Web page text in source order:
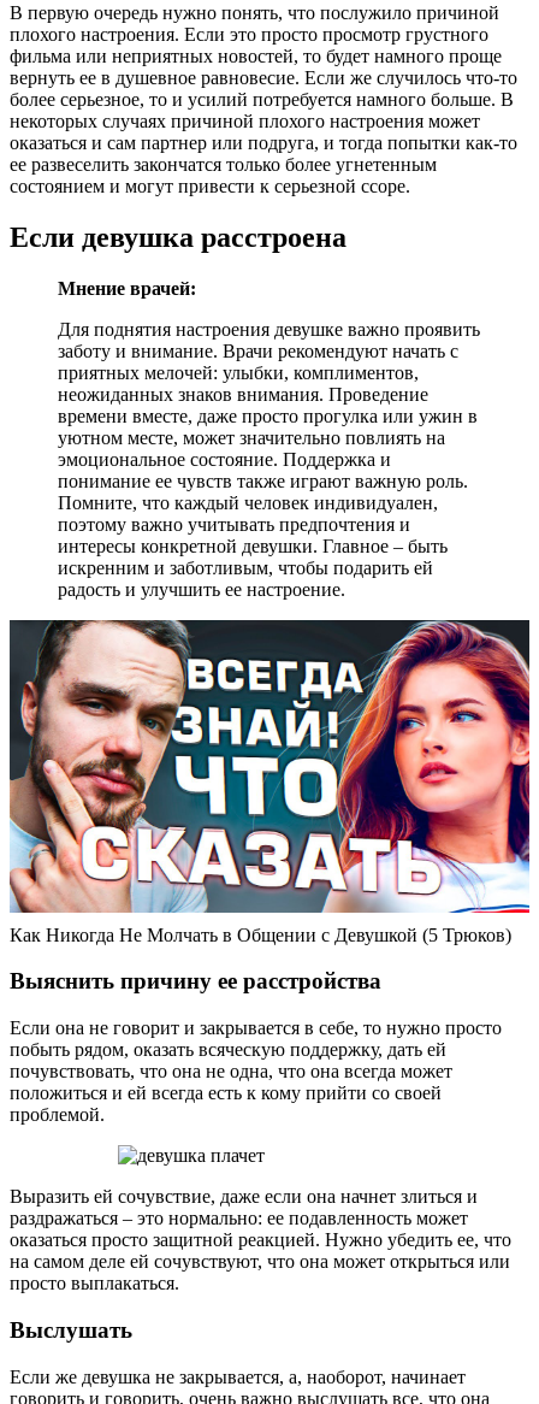
В первую очередь нужно понять, что послужило причиной
плохого настроения. Если это просто просмотр грустного
фильма или неприятных новостей, то будет намного проще
вернуть ее в душевное равновесие. Если же случилось что-то
более серьезное, то и усилий потребуется намного больше. В
некоторых случаях причиной плохого настроения может
оказаться и сам партнер или подруга, и тогда попытки как-то
ее развеселить закончатся только более угнетенным
состоянием и могут привести к серьезной ссоре.
Если девушка расстроена
Мнение врачей:
Для поднятия настроения девушке важно проявить
заботу и внимание. Врачи рекомендуют начать с
приятных мелочей: улыбки, комплиментов,
неожиданных знаков внимания. Проведение
времени вместе, даже просто прогулка или ужин в
уютном месте, может значительно повлиять на
эмоциональное состояние. Поддержка и
понимание ее чувств также играют важную роль.
Помните, что каждый человек индивидуален,
поэтому важно учитывать предпочтения и
интересы конкретной девушки. Главное – быть
искренним и заботливым, чтобы подарить ей
радость и улучшить ее настроение.
Как Никогда Не Молчать в Общении с Девушкой (5 Трюков)
Выяснить причину ее расстройства
Если она не говорит и закрывается в себе, то нужно просто
побыть рядом, оказать всяческую поддержку, дать ей
почувствовать, что она не одна, что она всегда может
положиться и ей всегда есть к кому прийти со своей
проблемой.
Выразить ей сочувствие, даже если она начнет злиться и
раздражаться – это нормально: ее подавленность может
оказаться просто защитной реакцией. Нужно убедить ее, что
на самом деле ей сочувствуют, что она может открыться или
просто выплакаться.
Выслушать
Если же девушка не закрывается, а, наоборот, начинает
говорить и говорить, очень важно выслушать все, что она